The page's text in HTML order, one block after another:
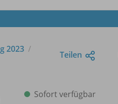
2023
Teilen
Sofort verfügbar